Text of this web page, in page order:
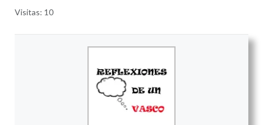
Visitas: 10